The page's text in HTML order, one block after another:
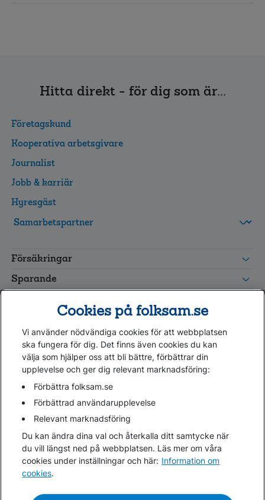
Hitta direkt - för dig som är...
Företagskund
Kooperativa arbetsgivare
Journalist
Jobb & karriär
Hyresgäst
grupp
Leverantörswebb
Försäkringar
Sparande
Kundservice
Hjälp
Webbkarta
Cookies
Hantera cookies
Personuppgifter GDPR
Tillgänglighetsredogörelse
Om penningtvättslagen
Lättläst
Cookies på folksam.se
Vi använder nödvändiga cookies för att webbplatsen
ska fungera för dig. Det finns även cookies du kan
välja som hjälper oss att bli bättre, förbättrar din
upplevelse och ger dig relevant marknadsföring:
Förbättra folksam.se
Förbättrad användarupplevelse
Relevant marknadsföring
Du kan ändra dina val och återkalla ditt samtycke när
du vill längst ned på webbplatsen. Läs mer om våra
cookies under inställningar och här: Information om
cookies.